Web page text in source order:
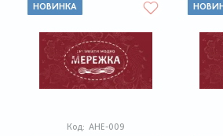
НОВИНКА
Код: AHE-009